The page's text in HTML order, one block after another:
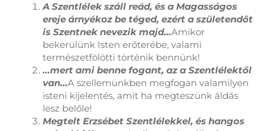
A Szentlélek száll reád, és a Magasságos
ereje árnyékoz be téged, ezért a születendőt
is Szentnek nevezik majd…Amikor
bekerülünk Isten erőterébe, valami
természetfölötti történik bennünk!
…mert ami benne fogant, az a Szentlélektől
van…A szellemünkben megfogan valamilyen
isteni kijelentés, amit ha megteszünk áldás
lesz belőle!
Megtelt Erzsébet Szentlélekkel, és hangos